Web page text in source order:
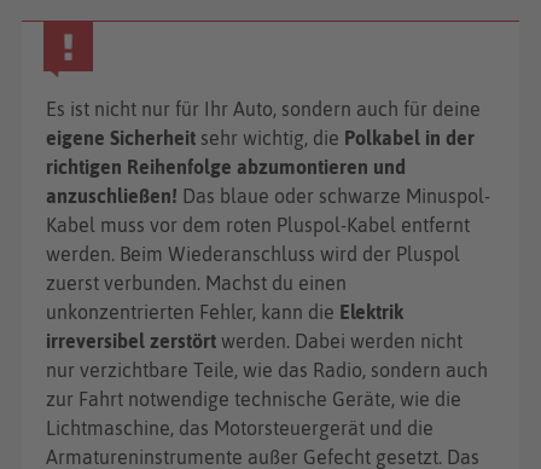
Es ist nicht nur für Ihr Auto, sondern auch für deine
eigene Sicherheit sehr wichtig, die Polkabel in der
richtigen Reihenfolge abzumontieren und
anzuschließen! Das blaue oder schwarze Minuspol-
Kabel muss vor dem roten Pluspol-Kabel entfernt
werden. Beim Wiederanschluss wird der Pluspol
zuerst verbunden. Machst du einen
unkonzentrierten Fehler, kann die Elektrik
irreversibel zerstört werden. Dabei werden nicht
nur verzichtbare Teile, wie das Radio, sondern auch
zur Fahrt notwendige technische Geräte, wie die
Lichtmaschine, das Motorsteuergerät und die
Armatureninstrumente außer Gefecht gesetzt. Das